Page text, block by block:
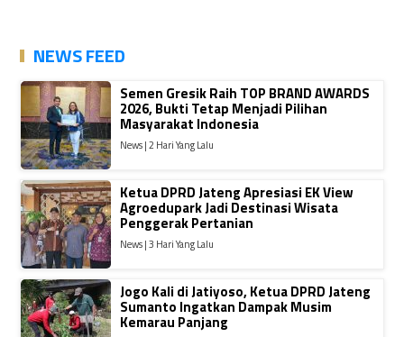
NEWS FEED
Semen Gresik Raih TOP BRAND AWARDS
2026, Bukti Tetap Menjadi Pilihan
Masyarakat Indonesia
News | 2 Hari Yang Lalu
Ketua DPRD Jateng Apresiasi EK View
Agroedupark Jadi Destinasi Wisata
Penggerak Pertanian
News | 3 Hari Yang Lalu
Jogo Kali di Jatiyoso, Ketua DPRD Jateng
Sumanto Ingatkan Dampak Musim
Kemarau Panjang